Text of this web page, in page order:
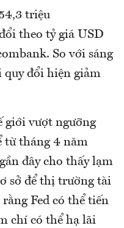
triệu
theo tỷ giá USD
So với sáng
quy đổi hiện giảm
giới vượt ngưỡng
từ tháng 4 năm
đây cho thấy lạm
sở để thị trường tài
Fed có thể tiến
chí có thể hạ lãi